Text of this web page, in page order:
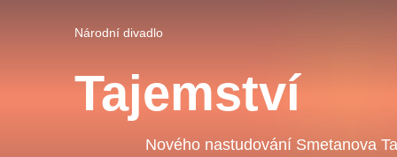
Národní divadlo
Tajemství
Nového nastudování Smetanova
OBYČEJNÁ HOLKA